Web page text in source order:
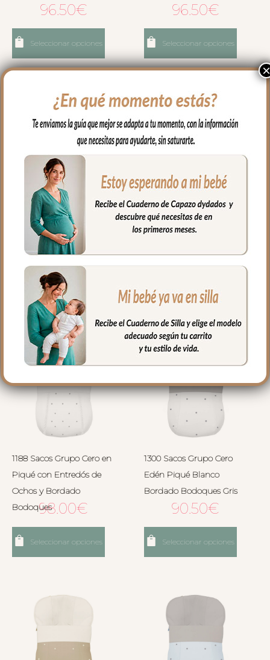
96.50€
Seleccionar opciones
96.50€
Seleccionar opciones
1185 Sacos Grupo Cero
Piqué Camel Picos y
Bodoques Crudo
96.50€
Seleccionar opciones
1187 Sacos Grupo Cero en
Piqué con Bordado
Ancho106.50€
Seleccionar opciones
1188 Sacos Grupo Cero en
Piqué con Entredós de
Ochos y Bordado
Bodoques98.00€
Seleccionar opciones
1300 Sacos Grupo Cero
Edén Piqué Blanco
Bordado Bodoques Gris
90.50€
Seleccionar opciones
×